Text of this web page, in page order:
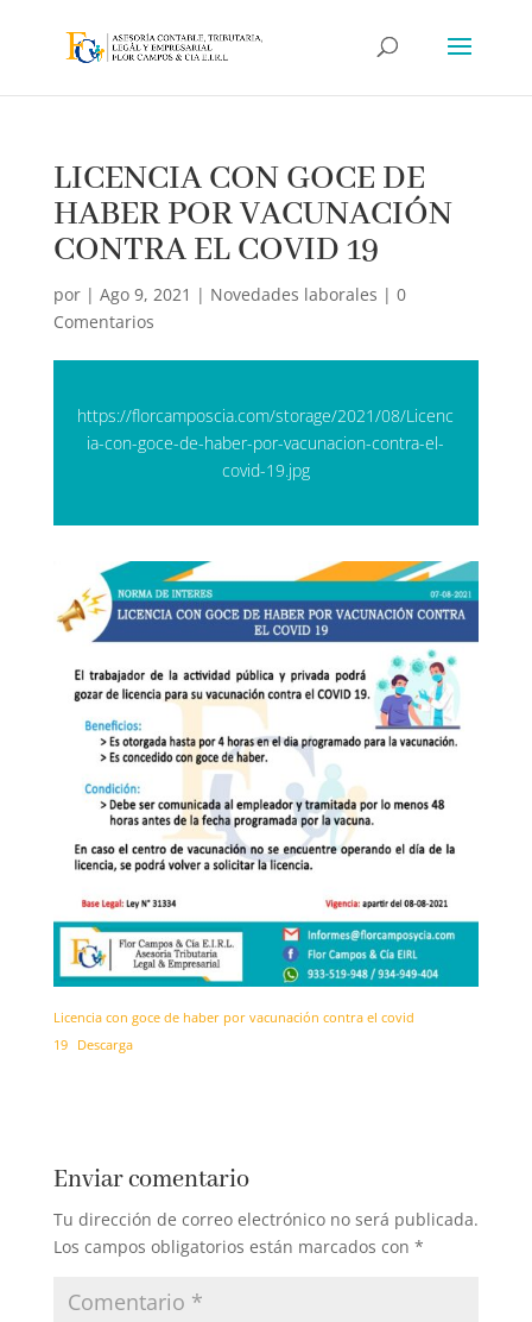
LICENCIA CON GOCE DE
HABER POR VACUNACIÓN
CONTRA EL COVID 19
por | Ago 9, 2021 | Novedades laborales | 0
Comentarios
https://florcamposcia.com/storage/2021/08/Licenc
ia-con-goce-de-haber-por-vacunacion-contra-el-
covid-19.jpg
Licencia con goce de haber por vacunación contra el covid
19
Descarga
Enviar comentario
Tu dirección de correo electrónico no será publicada.
Los campos obligatorios están marcados con *